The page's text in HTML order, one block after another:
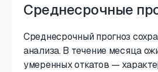
Среднесрочные
Среднесрочный прогноз
анализа. В течение месяца
умеренных откатов —